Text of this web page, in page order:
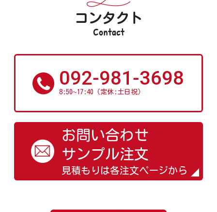
コンタクト
Contact
092-981-3698
8:50~17:40（定休:土日祝）
お問い合わせ
サンプル注文
見積もりは各注文ページから